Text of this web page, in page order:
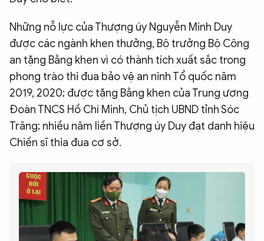
Những nỗ lực của Thượng úy Nguyễn Minh Duy
được các ngành khen thưởng, Bộ trưởng Bộ Công
an tặng Bằng khen vì có thành tích xuất sắc trong
phong trào thi đua bảo vệ an ninh Tổ quốc năm
2019, 2020; được tặng Bằng khen của Trung ương
Đoàn TNCS Hồ Chí Minh, Chủ tịch UBND tỉnh Sóc
Trăng; nhiều năm liền Thượng úy Duy đạt danh hiệu
Chiến sĩ thia đua cơ sở.